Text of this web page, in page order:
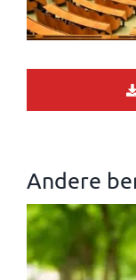
Andere